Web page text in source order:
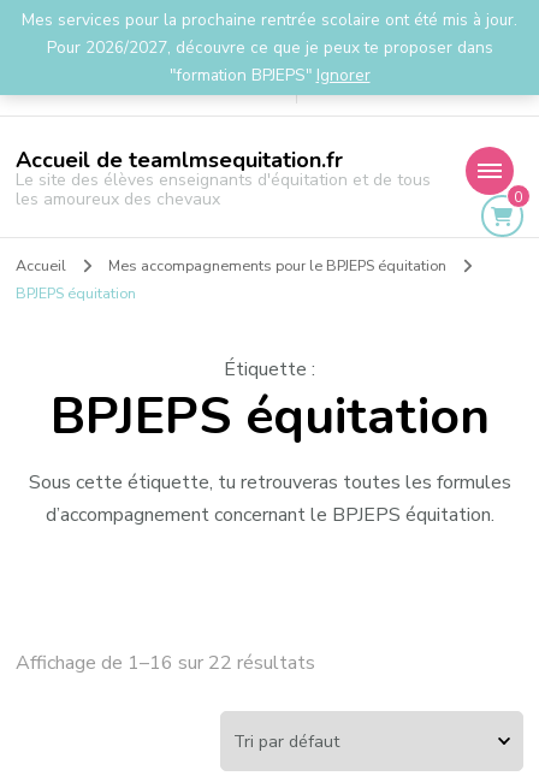
Mes services pour la prochaine rentrée scolaire ont été mis à jour.
Pour 2026/2027, découvre ce que je peux te proposer dans
"formation BPJEPS" Ignorer
la.team.lms@gmail.com
Accueil de teamlmsequitation.fr
Le site des élèves enseignants d'équitation et de tous
les amoureux des chevaux
0
Accueil
Mes accompagnements pour le BPJEPS équitation
BPJEPS équitation
Étiquette :
BPJEPS équitation
Sous cette étiquette, tu retrouveras toutes les formules
d’accompagnement concernant le BPJEPS équitation.
Affichage de 1–16 sur 22 résultats